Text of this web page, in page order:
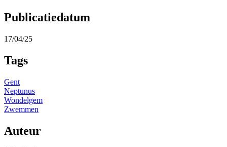
Publicatiedatum
17/04/25
Tags
Gent
Neptunus
Wondelgem
Zwemmen
Auteur